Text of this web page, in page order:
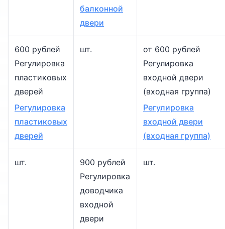
балконной
двери
600 рублей
Регулировка
пластиковых
дверей
Регулировка
пластиковых
дверей
шт.
от 600 рублей
Регулировка
входной двери
(входная группа)
Регулировка
входной двери
(входная группа)
шт.
900 рублей
Регулировка
доводчика
входной
двери
шт.